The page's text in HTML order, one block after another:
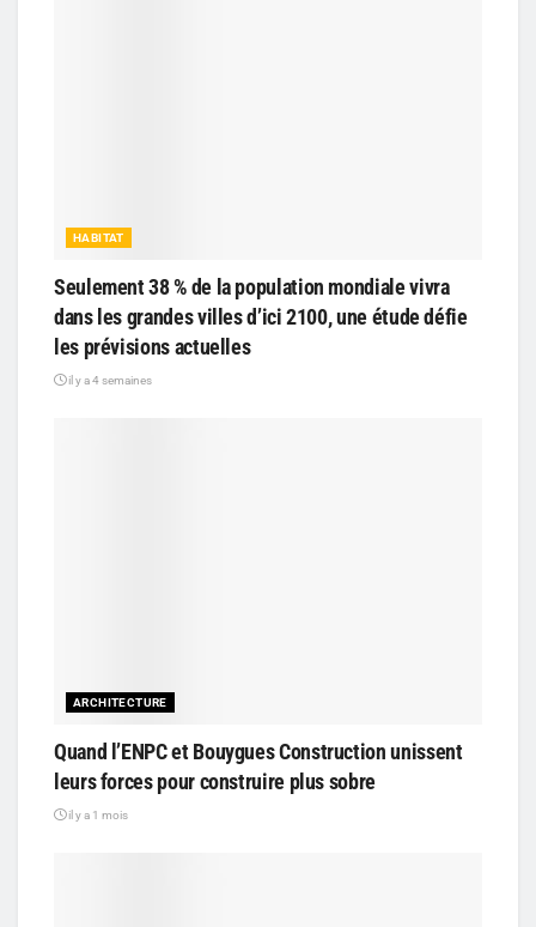
HABITAT
Seulement 38 % de la population mondiale vivra
dans les grandes villes d’ici 2100, une étude défie
les prévisions actuelles
il y a 4 semaines
ARCHITECTURE
Quand l’ENPC et Bouygues Construction unissent
leurs forces pour construire plus sobre
il y a 1 mois